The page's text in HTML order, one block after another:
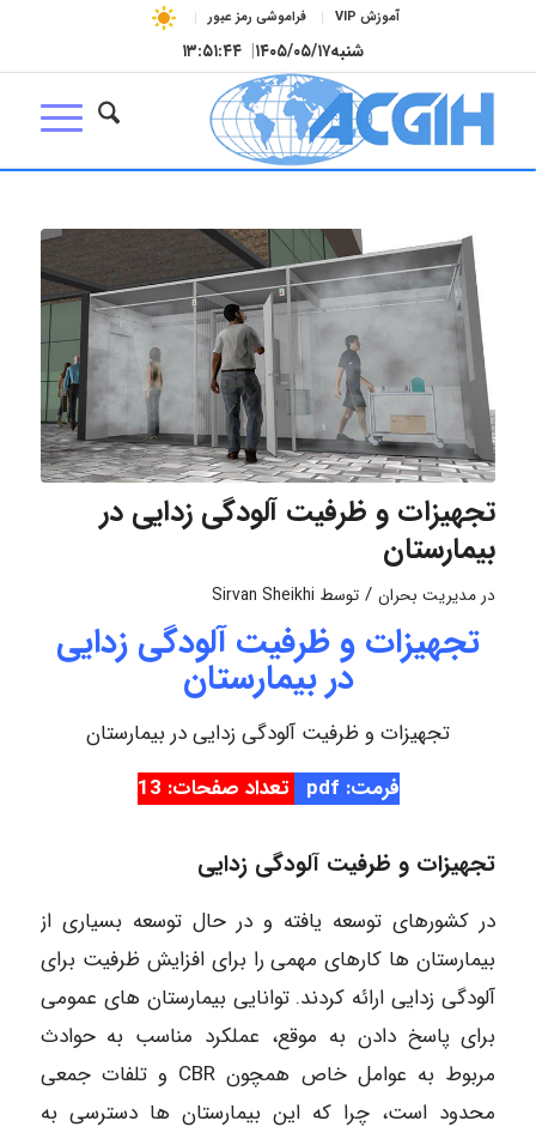
آموزش VIP فراموشی رمز عبور
شنبه۱۴۰۵/۰۵/۱۷| ۱۳:۵۱:۴۵
تجهیزات و ظرفیت آلودگی زدایی در
بیمارستان
در مدیریت بحران / توسط Sirvan Sheikhi
تجهیزات و ظرفیت آلودگی زدایی
در بیمارستان
تجهیزات و ظرفیت آلودگی زدایی در بیمارستان
فرمت: pdf
تعداد صفحات: 13
تجهیزات و ظرفیت آلودگی زدایی
در کشورهای توسعه یافته و در حال توسعه بسیاری از
بیمارستان ها کارهای مهمی را برای افزایش ظرفیت برای
آلودگی زدایی ارائه کردند. توانایی بیمارستان های عمومی
برای پاسخ دادن به موقع، عملکرد مناسب به حوادث
مربوط به عوامل خاص همچون CBR و تلفات جمعی
محدود است، چرا که این بیمارستان ها دسترسی به